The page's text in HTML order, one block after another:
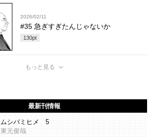
2026/02/11
#35 急ぎすぎたんじゃないか
130pt
もっと見る
最新刊情報
ムシバミヒメ 5
東元俊哉